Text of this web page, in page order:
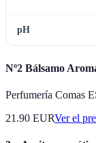
pH
Nº2 Bálsamo
Perfumería Comas
21.90 EURVer el